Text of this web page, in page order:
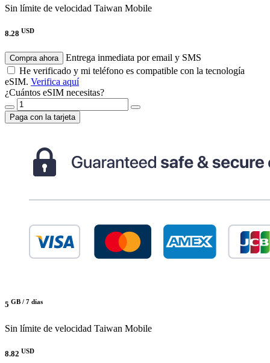
Sin límite de velocidad Taiwan Mobile
8.28 USD
Compra ahora
Entrega inmediata por email y SMS
He verificado y mi teléfono es compatible con la tecnología
eSIM. Verifica aquí
¿Cuántos eSIM necesitas?
Paga con la tarjeta
5 GB / 7 días
Sin límite de velocidad Taiwan Mobile
8.82 USD